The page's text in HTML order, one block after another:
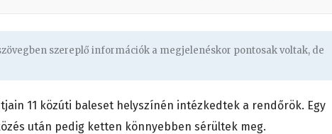
szereplő információk a megjelenéskor pontosak voltak, de
11 közúti baleset helyszínén intézkedtek a rendőrök. Egy
után pedig ketten könnyebben sérültek meg.